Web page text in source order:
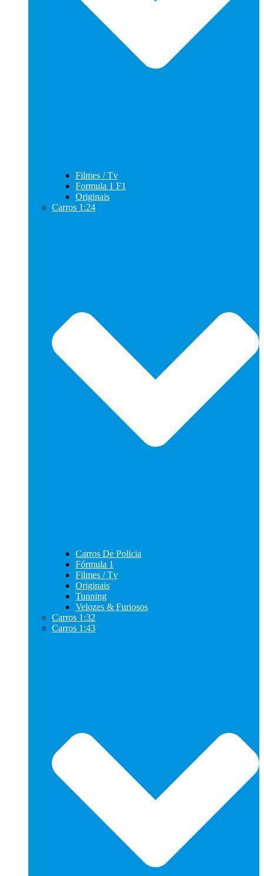
Filmes / Tv
Formula 1 F1
Originais
Carros 1:24
Carros De Policia
Fórmula 1
Filmes / Tv
Originais
Tunning
Velozes & Furiosos
Carros 1:32
Carros 1:43